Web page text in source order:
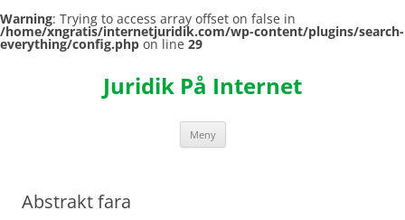
Warning: Trying to access array offset on false in
/home/xngratis/internetjuridik.com/wp-content/plugins/search-
everything/config.php on line 29
Hoppa
Juridik På Internet
Meny
Abstrakt fara